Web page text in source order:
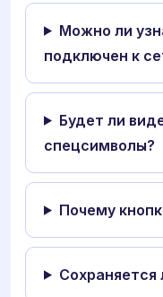
Можно ли
подключен к
Будет ли
спецсимволы?
Почему
Сохраняется